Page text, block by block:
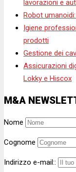
lavorazioni e
Robot
Igiene
prodotti
Gestione dei
Assicurazioni
Lokky e Hiscox
M&A
Nome
Cognome
Indirizzo e-mail::